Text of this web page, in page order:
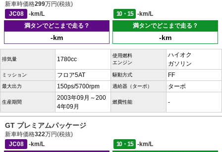
新車時価格299万円(税抜)
JC08
-km/L 10・15
-km/L
満タンでどこまで走る？
-km
満タンでどこまで走る？
-km
排気量 1780cc
使用燃料
エンジン
ハイオク
ガソリン
ミッション フロア5AT 駆動方式 FF
最大出力 150ps/5700rpm 過給器（ターボ） ターボ
生産期間
2003年09月～200
4年09月
燃費性能 -
GT プレミアムパッケージ
新車時価格322万円(税抜)
JC08
-km/L 10・15
-km/L